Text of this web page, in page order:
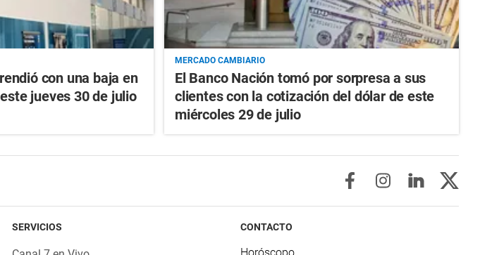
con una baja en
jueves 30 de julio
MERCADO CAMBIARIO
El Banco Nación tomó por sorpresa a sus
clientes con la cotización del dólar de este
miércoles 29 de julio
SERVICIOS CONTACTO